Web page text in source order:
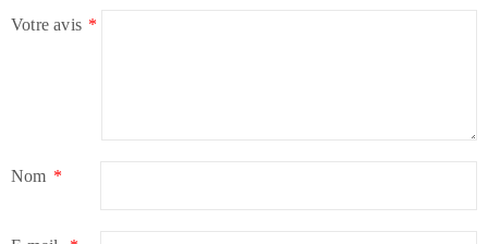
Votre avis *
Nom *